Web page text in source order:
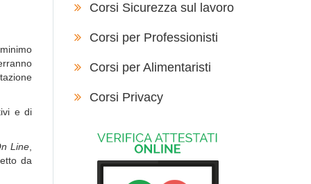
e di
Line
da
Corsi Sicurezza sul lavoro
Corsi per Professionisti
Corsi per Alimentaristi
Corsi Privacy